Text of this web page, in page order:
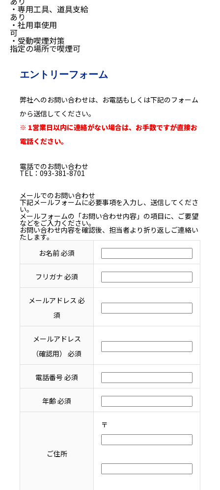
・専用工具、道具支給
あり
・社用車使用
可
・受動喫煙対策
指定の場所で喫煙可
エントリーフォーム
弊社へのお問い合わせは、お電話もしくは下記のフォーム
から送信してください。
※ 1営業日以内に連絡がない場合は、お手数ですが直接お
電話ください。
電話でのお問い合わせ
TEL：093-381-8701
メールでのお問い合わせ
下記メールフォームに必要事項を入力し、送信してくださ
い。
メールフォームの「お問い合わせ内容」の項目に、ご要望
などをご入力ください。
お問い合わせ内容を確認後、担当者より折り返しご連絡い
たします。
お名前必須
フリガナ 必須
メールアドレス 必
須
メールアドレス
（確認用） 必須
電話番号 必須
年齢必須
ご住所
〒